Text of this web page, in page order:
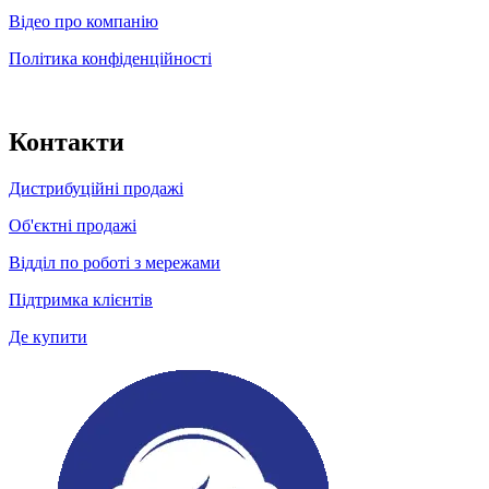
Відео про компанію
Політика конфіденційності
Контакти
Дистрибуційні продажі
Об'єктні продажі
Відділ по роботі з мережами
Підтримка клієнтів
Де купити